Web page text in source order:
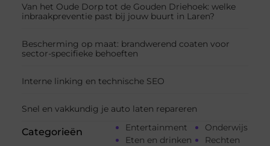
Van het Oude Dorp tot de Gouden Driehoek: welke
inbraakpreventie past bij jouw buurt in Laren?
Bescherming op maat: brandwerend coaten voor
sector-specifieke behoeften
Interne linking en technische SEO
Snel en vakkundig je auto laten repareren
Categorieën
Entertainment
Eten en drinken
Onderwijs
Rechten